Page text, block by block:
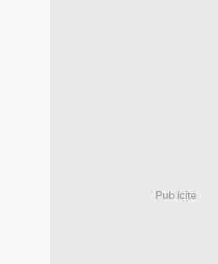
Publicité